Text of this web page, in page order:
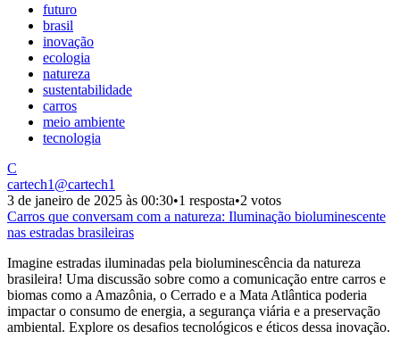
futuro
brasil
inovação
ecologia
natureza
sustentabilidade
carros
meio ambiente
tecnologia
C
cartech1 @cartech1
3 de janeiro de 2025 às 00:30•1 resposta•2 votos
Carros que conversam com a natureza: Iluminação bioluminescente
nas estradas brasileiras
Imagine estradas iluminadas pela bioluminescência da natureza
brasileira! Uma discussão sobre como a comunicação entre carros e
biomas como a Amazônia, o Cerrado e a Mata Atlântica poderia
impactar o consumo de energia, a segurança viária e a preservação
ambiental. Explore os desafios tecnológicos e éticos dessa inovação.